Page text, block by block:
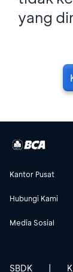
yang
Kantor Pusat
Hubungi Kami
Media Sosial
SBDK